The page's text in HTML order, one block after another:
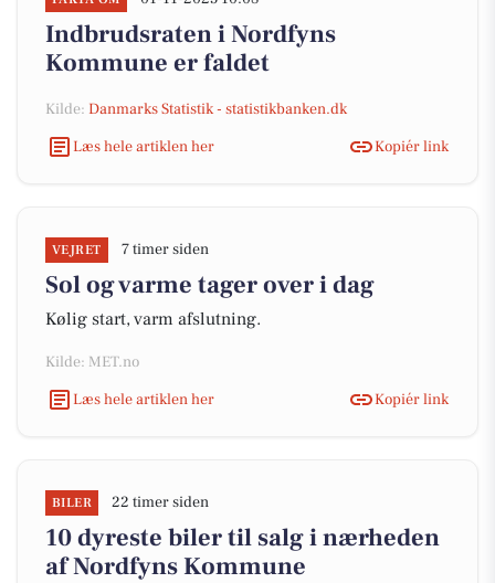
Indbrudsraten i Nordfyns
Kommune er faldet
Kilde: Danmarks Statistik - statistikbanken.dk
Læs hele artiklen her
Kopiér link
VEJRET 7 timer siden
Sol og varme tager over i dag
Kølig start, varm afslutning.
Kilde: MET.no
Læs hele artiklen her
Kopiér link
BILER 22 timer siden
10 dyreste biler til salg i nærheden
af Nordfyns Kommune